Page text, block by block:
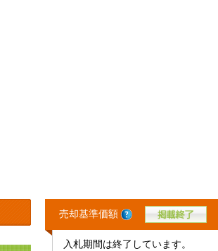
売却基準価額
入札期間は終了しています。